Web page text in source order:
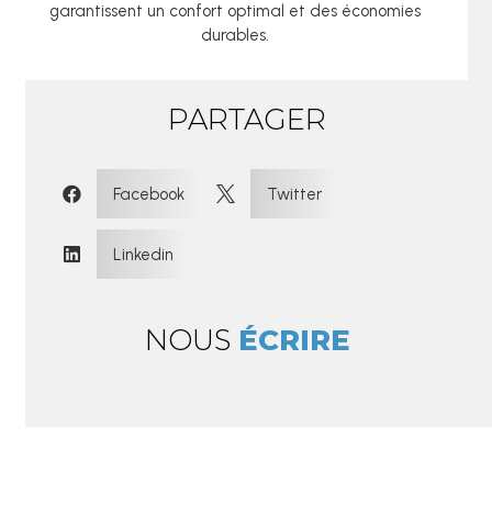
garantissent un confort optimal et des économies
durables.
PARTAGER
 Facebook  Twitter
 Linkedin
NOUS ÉCRIRE